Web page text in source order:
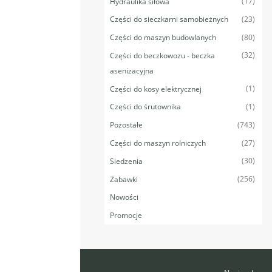
Części do sieczkarni samobieżnych
(23)
Części do maszyn budowlanych
(80)
Części do beczkowozu - beczka
asenizacyjna
(32)
Części do kosy elektrycznej
(1)
Części do śrutownika
(1)
Pozostałe
(743)
Części do maszyn rolniczych
(27)
Siedzenia
(30)
Zabawki
(256)
Nowości
Promocje